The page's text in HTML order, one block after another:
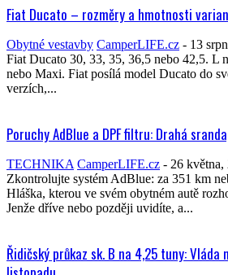
Fiat Ducato – rozměry a hmotnosti
Obytné vestavby CamperLIFE.cz - 13
Fiat Ducato 30, 33, 35, 36,5 nebo 42,5. L
nebo Maxi. Fiat posílá model Ducato do
verzích,...
Poruchy AdBlue a DPF filtru: Drahá
TECHNIKA CamperLIFE.cz - 26 května,
Zkontrolujte systém AdBlue: za 351 km
Hláška, kterou ve svém obytném autě
Jenže dříve nebo později uvidíte, a...
Řidičský průkaz sk. B na 4,25 tuny: Vláda